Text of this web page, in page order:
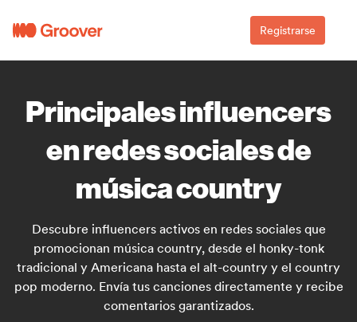
Registrarse
Principales influencers
en redes sociales de
música country
Descubre influencers activos en redes sociales que
promocionan música country, desde el honky-tonk
tradicional y Americana hasta el alt-country y el country
pop moderno. Envía tus canciones directamente y recibe
comentarios garantizados.